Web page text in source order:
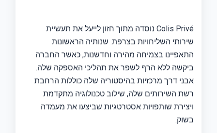
Colis Privé נוסדה מתוך חזון לייעל את תעשיית
שירותי השליחויות בצרפת. שנותיה הראשונות
התאפיינו בצמיחה מהירה וחדשנות, כאשר החברה
ביקשה ללא הרף לשפר את תהליכי האספקה ​​שלה.
אבני דרך מרכזיות בהיסטוריה שלה כוללות הרחבת
רשת השירותים שלה, שילוב טכנולוגיה מתקדמת
ויצירת שותפויות אסטרטגיות שביצעו את מעמדה
בשוק.